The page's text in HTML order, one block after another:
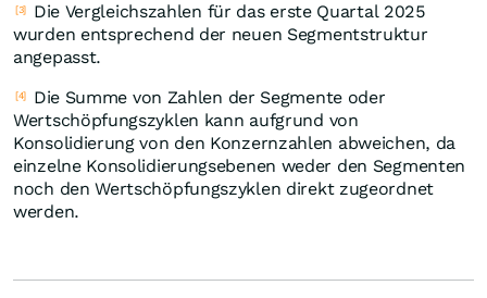
[3]
Die Vergleichszahlen für das erste Quartal 2025
wurden entsprechend der neuen Segmentstruktur
angepasst.
[4]
Die Summe von Zahlen der Segmente oder
Wertschöpfungszyklen kann aufgrund von
Konsolidierung von den Konzernzahlen abweichen, da
einzelne Konsolidierungsebenen weder den Segmenten
noch den Wertschöpfungszyklen direkt zugeordnet
werden.